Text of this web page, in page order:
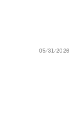
05/31/2026